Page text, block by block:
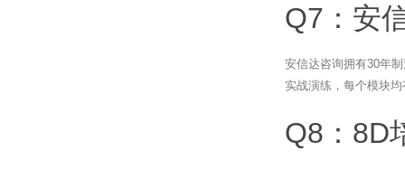
Q7：安
安信达咨询拥有30年
实战演练，每个模块
Q8：8D